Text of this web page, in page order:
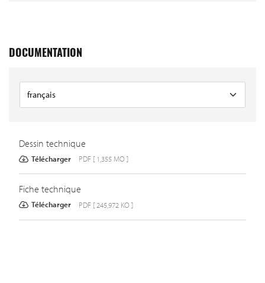
DOCUMENTATION
Dessin technique
Télécharger PDF [ 1,355 MO ]
Fiche technique
Télécharger PDF [ 245,972 KO ]